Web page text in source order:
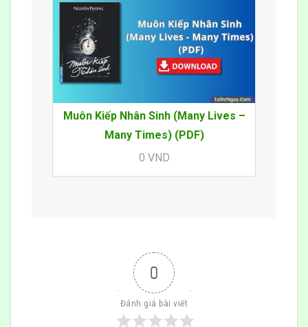
Muôn Kiếp Nhân Sinh (Many Lives –
Many Times) (PDF)
0 VND
0
Đánh giá bài viết